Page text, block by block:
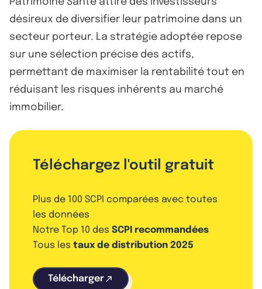
désireux de diversifier leur patrimoine dans un
secteur porteur. La stratégie adoptée repose
sur une sélection précise des actifs,
permettant de maximiser la rentabilité tout en
réduisant les risques inhérents au marché
immobilier.
Téléchargez l'outil gratuit
Plus de 100 SCPI comparées avec toutes
les données
Notre Top 10 des SCPI recommandées
Tous les taux de distribution 2025
Télécharger